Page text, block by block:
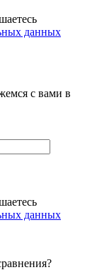
данных
с вами в
данных